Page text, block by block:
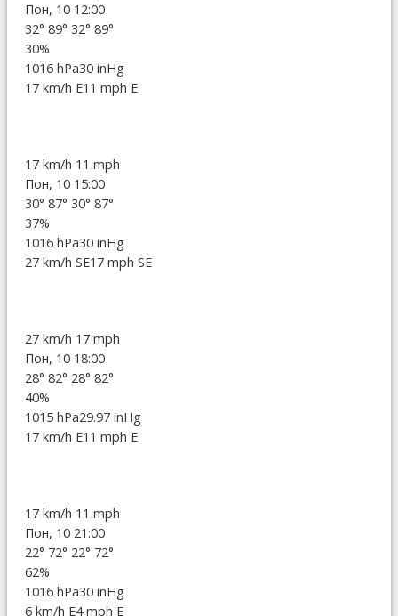
Пон, 10 12:00
32° 89° 32° 89°
30%
1016 hPa30 inHg
17 km/h E11 mph E
17 km/h 11 mph
Пон, 10 15:00
30° 87° 30° 87°
37%
1016 hPa30 inHg
27 km/h SE17 mph SE
27 km/h 17 mph
Пон, 10 18:00
28° 82° 28° 82°
40%
1015 hPa29.97 inHg
17 km/h E11 mph E
17 km/h 11 mph
Пон, 10 21:00
22° 72° 22° 72°
62%
1016 hPa30 inHg
6 km/h E4 mph E